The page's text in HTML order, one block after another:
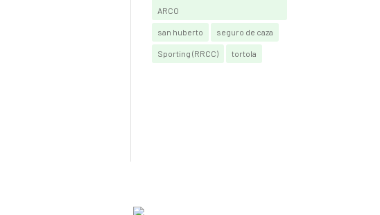
ARCO
san huberto seguro de caza
Sporting (RRCC) tortola